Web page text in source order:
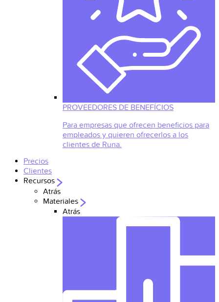
PROVEEDORES DE BENEFÍCIOS
Para empresas que ofrecen beneficios para
empleados y quieren ofrecerlos a los
clientes de Runa.
Precios
Clientes
Recursos
Atrás
Materiales
Atrás